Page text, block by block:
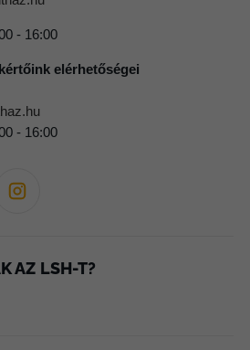
- 16:00
elérhetőségei
- 16:00
AZ LSH-T?